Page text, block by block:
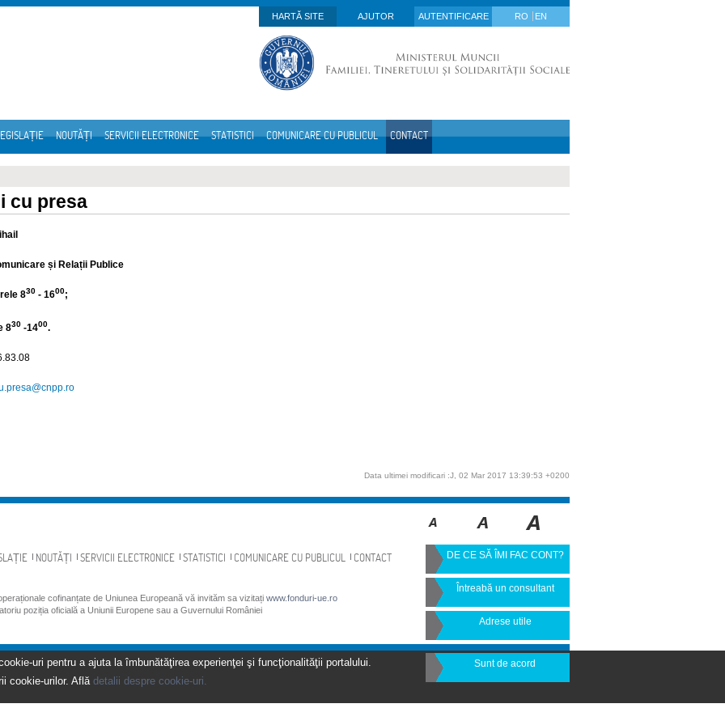
HARTĂ SITE
AJUTOR AUTENTIFICARE RO EN
NOUTĂȚI SERVICII ELECTRONICE STATISTICI COMUNICARE CU PUBLICUL CONTACT
cu presa
și Relații Publice
830 - 1600;
830 -1400.
Data ultimei modificari :J, 02 Mar 2017 13:39:53 +0200
NOUTĂȚI SERVICII ELECTRONICE STATISTICI COMUNICARE CU PUBLICUL CONTACT
cofinanțate de Uniunea Europeană vă invităm sa vizitați www.fonduri-ue.ro
poziția oficială a Uniunii Europene sau a Guvernului României
DE CE SĂ ÎMI FAC CONT?
Întreabă un consultant
Adrese utile
uri pentru a ajuta la îmbunătăţirea experienţei şi funcţionalităţii portalului.
cookie-urilor. Află detalii despre cookie-uri.
Sunt de acord